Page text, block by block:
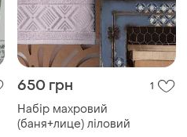
650 грн 1
Набір махровий
(баня+лице) ліловий